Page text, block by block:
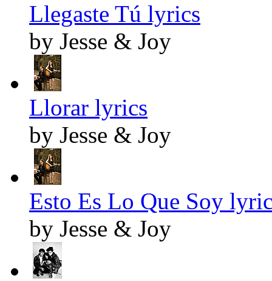
Llegaste Tú lyrics
by Jesse & Joy
Llorar lyrics
by Jesse & Joy
Esto Es Lo Que Soy
by Jesse & Joy